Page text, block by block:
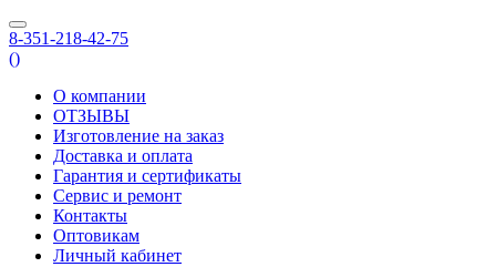
8-351-218-42-75
()
О компании
ОТЗЫВЫ
Изготовление на заказ
Доставка и оплата
Гарантия и сертификаты
Сервис и ремонт
Контакты
Оптовикам
Личный кабинет